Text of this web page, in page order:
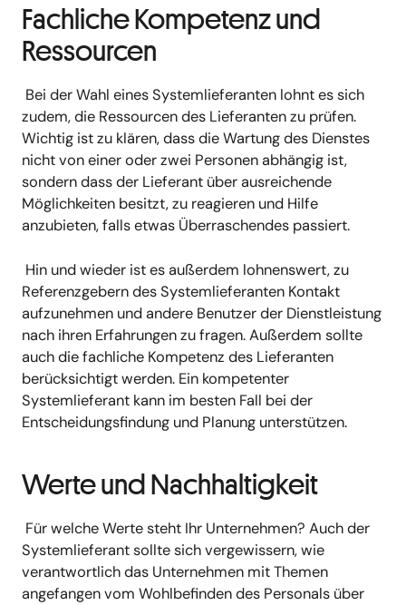
Fachliche Kompetenz und
Ressourcen
Bei der Wahl eines Systemlieferanten lohnt es sich
zudem, die Ressourcen des Lieferanten zu prüfen.
Wichtig ist zu klären, dass die Wartung des Dienstes
nicht von einer oder zwei Personen abhängig ist,
sondern dass der Lieferant über ausreichende
Möglichkeiten besitzt, zu reagieren und Hilfe
anzubieten, falls etwas Überraschendes passiert.
Hin und wieder ist es außerdem lohnenswert, zu
Referenzgebern des Systemlieferanten Kontakt
aufzunehmen und andere Benutzer der Dienstleistung
nach ihren Erfahrungen zu fragen. Außerdem sollte
auch die fachliche Kompetenz des Lieferanten
berücksichtigt werden. Ein kompetenter
Systemlieferant kann im besten Fall bei der
Entscheidungsfindung und Planung unterstützen.
Werte und Nachhaltigkeit
Für welche Werte steht Ihr Unternehmen? Auch der
Systemlieferant sollte sich vergewissern, wie
verantwortlich das Unternehmen mit Themen
angefangen vom Wohlbefinden des Personals über